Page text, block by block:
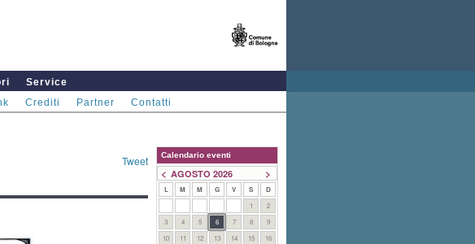
Service
Crediti Partner Contatti
Tweet Calendario eventi
>
< AGOSTO 2026
L M M G V S
D
1
2
3
4 5 6 7 8
9
10
11 12 13 14 15
16